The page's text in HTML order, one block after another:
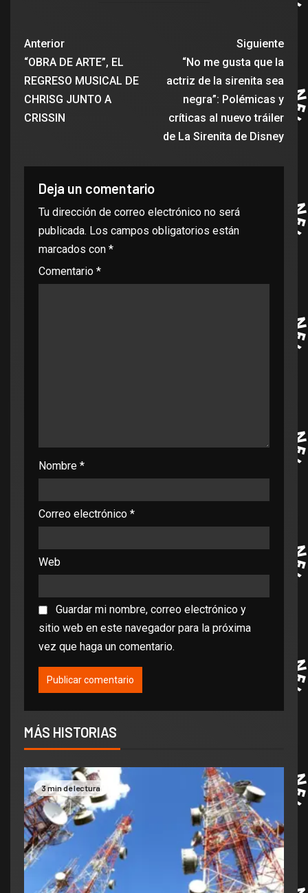
Anterior
“OBRA DE ARTE”, EL
REGRESO MUSICAL DE
CHRISG JUNTO A
CRISSIN
Siguiente
“No me gusta que la
actriz de la sirenita sea
negra”: Polémicas y
críticas al nuevo tráiler
de La Sirenita de Disney
Deja un comentario
Tu dirección de correo electrónico no será
publicada. Los campos obligatorios están
marcados con *
Comentario *
Nombre *
Correo electrónico *
Web
Guardar mi nombre, correo electrónico y
sitio web en este navegador para la próxima
vez que haga un comentario.
MÁS HISTORIAS
3 min de lectura